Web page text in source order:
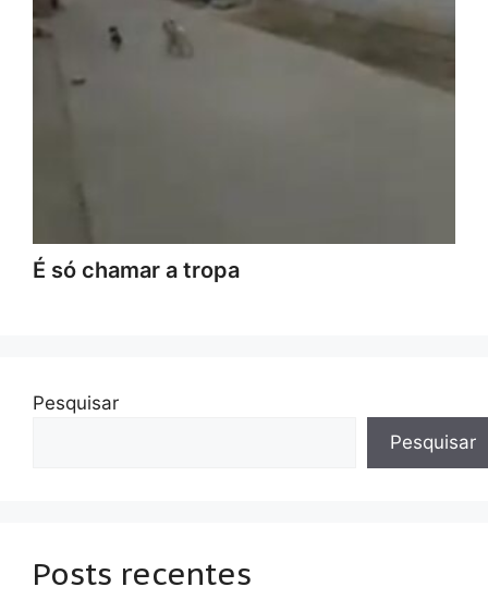
É só chamar a tropa
Pesquisar
Pesquisar
Posts recentes